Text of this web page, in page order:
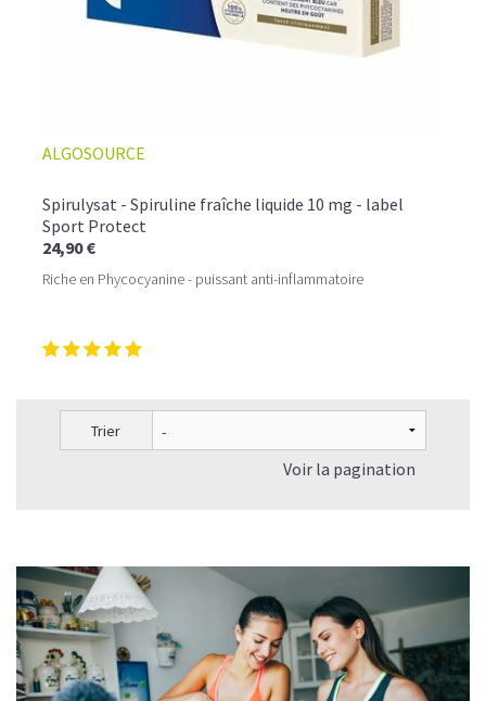
ALGOSOURCE
Spirulysat - Spiruline fraîche liquide 10 mg - label
Sport Protect
24,90 €
Riche en Phycocyanine - puissant anti-inflammatoire
Trier
Voir la pagination